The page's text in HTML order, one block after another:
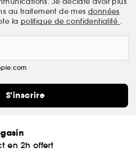
au traitement de mes données
la politique de confidentialité .
S'inscrire
en 2h offert